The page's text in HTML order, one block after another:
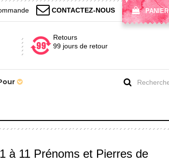
PANIER
CONTACTEZ-NOUS
Retours
99 jours de retour
à 11 Prénoms et Pierres de